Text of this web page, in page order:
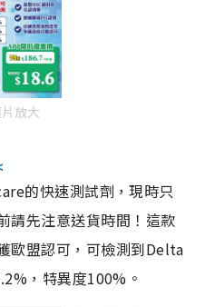
放大
的快速測試劑，現時只
請先注意送貨時間！這款
歐盟認可，可檢測到Delta
，特異度100%。